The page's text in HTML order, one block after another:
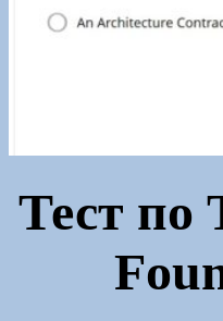
Тест по